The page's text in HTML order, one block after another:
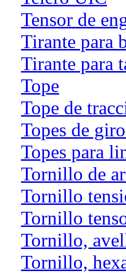
Tensor de
Tirante para
Tirante para
Tope
Tope de
Topes de
Topes para
Tornillo de
Tornillo
Tornillo
Tornillo,
Tornillo,